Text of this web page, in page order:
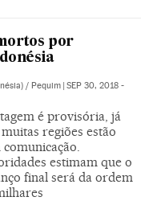
por
/ Pequim | SEP 30, 2018 -
é provisória, já
regiões estão
comunicação.
estimam que o
final será da ordem